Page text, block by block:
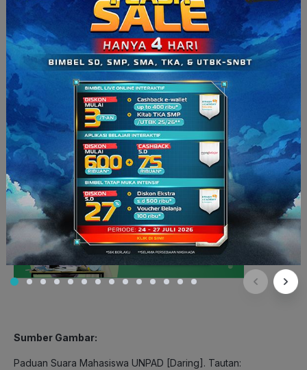
kendala di kemudian hari.
Itu dia tips memilih organisasi buat mahasiswa baru.
Ingat, kuliah adalah masa-masa yang harus
dimanfaatkan dengan bijaksana. Jangan sampai
nyesel atau terlalu fokus di satu bidang. Cari ilmu,
pengalaman, dan koneksi sebanyak-banyaknya.
Buat calon maba, ada tes pengembangan diri di
ruangbelajarplus
untuk cari tau minat dan
passion
kamu. Cobain deh, klik banner di bawah ya.
Sumber Gambar:
Paduan Suara Mahasiswa UNPAD [Daring]. Tautan: